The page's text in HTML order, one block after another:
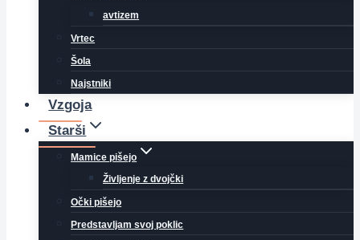
avtizem
Vrtec
Šola
Najstniki
Vzgoja
Starši
Mamice pišejo
Življenje z dvojčki
Očki pišejo
Predstavljam svoj poklic